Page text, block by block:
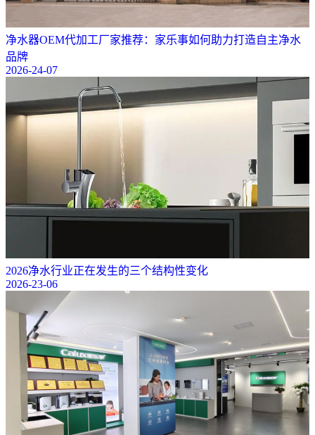
净水器OEM代加工厂家推荐：家乐事如何助力打造自主净水
品牌
2026-24-07
2026净水行业正在发生的三个结构性变化
2026-23-06